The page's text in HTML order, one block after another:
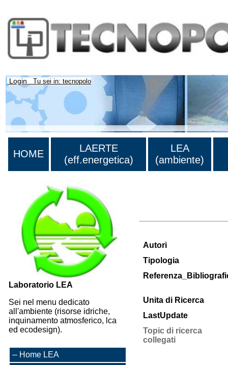
Login Tu sei in: tecnopolo
HOME
LAERTE
(eff.energetica)
LEA
(ambiente)
Laboratorio LEA
Sei nel menu dedicato
all'ambiente (risorse idriche,
inquinamento atmosferico, lca
ed ecodesign).
Home LEA
Autori
Tipologia
Unita di Ricerca
LastUpdate
Topic di ricerca
collegati